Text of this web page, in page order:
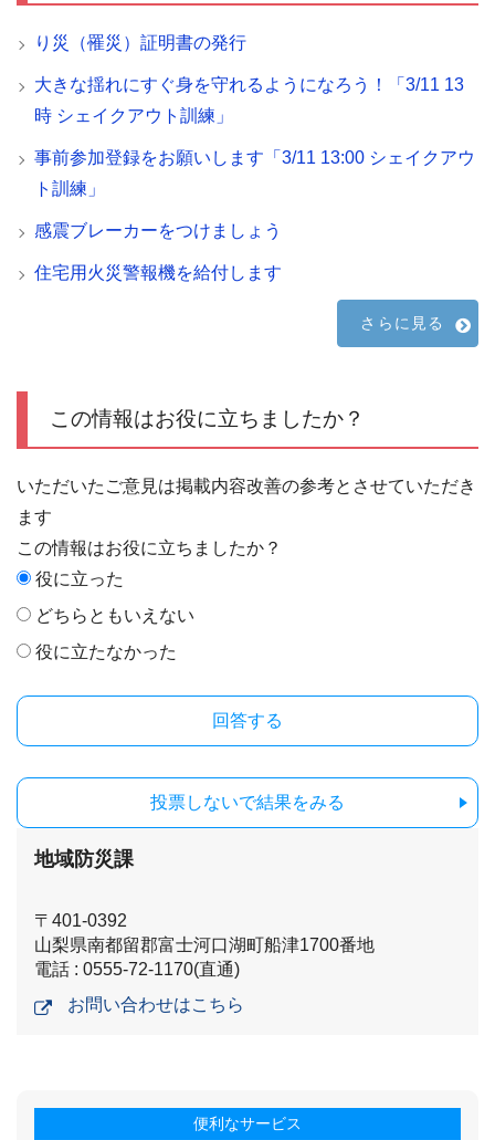
り災（罹災）証明書の発行
大きな揺れにすぐ身を守れるようになろう！「3/11 13
時 シェイクアウト訓練」
事前参加登録をお願いします「3/11 13:00 シェイクアウ
ト訓練」
感震ブレーカーをつけましょう
住宅用火災警報機を給付します
さらに見る
この情報はお役に立ちましたか？
いただいたご意見は掲載内容改善の参考とさせていただき
ます
この情報はお役に立ちましたか？
役に立った
どちらともいえない
役に立たなかった
投票しないで結果をみる
地域防災課
〒401-0392
山梨県南都留郡富士河口湖町船津1700番地
電話 : 0555-72-1170(直通)
お問い合わせはこちら
便利なサービス